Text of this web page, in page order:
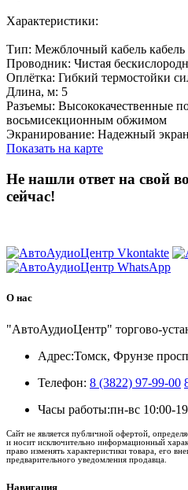
Характеристики:
Тип: Межблочный кабель
Проводник: Чистая
Оплётка: Гибкий термостойки
Длина, м: 5
Разъемы: Высококачественные
восьмисекционным обжимом
Экранирование: Надежный
Показать на карте
Не нашли ответ на свой
сейчас!
О нас
"АвтоАудиоЦентр" торгово-
Адрес:Томск, Фрунзе
Телефон: 8 (3822) 97-99-00
Часы работы:пн-вс 10:00-
Сайт не является публичной офертой,
и носит исключительно информационный
право изменять характеристики товара, его
предварительного уведомления продавца.
Навигация